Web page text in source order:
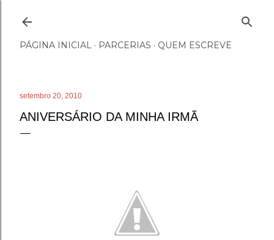
PÁGINA INICIAL PARCERIAS QUEM ESCREVE
setembro 20, 2010
ANIVERSÁRIO DA MINHA IRMÃ